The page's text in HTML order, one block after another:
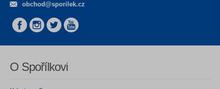
obchod@sporilek.cz
O Spořílkovi